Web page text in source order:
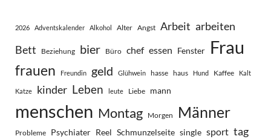
2026 Adventskalender Alkohol Alter Angst Arbeit arbeiten
Bett
Beziehung bier Büro chef essen Fenster Frau
frauen Freundin geld Glühwein hasse haus Hund Kaffee Kalt
Katze kinder Leben leute Liebe mann
menschen Montag Morgen Männer
Probleme Psychiater Reel Schmunzelseite single sport tag